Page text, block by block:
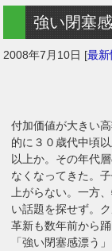
強い閉塞
2008年7月10日 [最
付加価値が大きい
的に３０歳代中頃
以上か。その年代
なくなってきた。
上がらない。一方
い話題を探せず。
革新も数年前から
「強い閉塞感漂う